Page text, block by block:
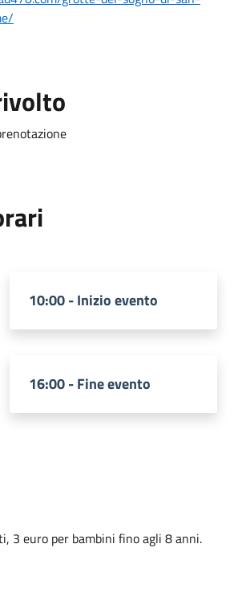
10:00 - Inizio evento
16:00 - Fine evento
3 euro per bambini fino agli 8 anni.